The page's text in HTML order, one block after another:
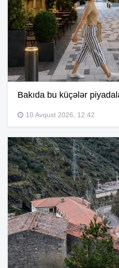
Bakıda bu küçələr
10 Avqust 2026, 12:42